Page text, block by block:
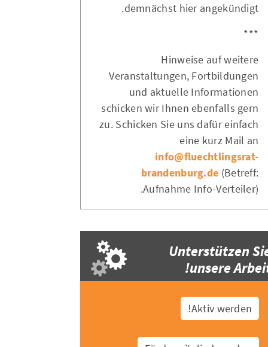
demnächst hier angekündigt.
***
Hinweise auf weitere
Veranstaltungen, Fortbildungen
und aktuelle Informationen
schicken wir Ihnen ebenfalls gern
zu. Schicken Sie uns dafür einfach
eine kurz Mail an
info@fluechtlingsrat-
brandenburg.de (Betreff:
Aufnahme Info-Verteiler).
Unterstützen
unsere
Aktiv werden!